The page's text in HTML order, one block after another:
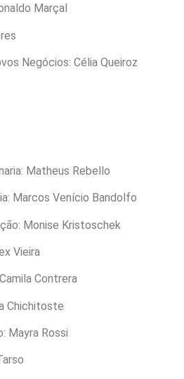
Marçal
Negócios: Célia Queiroz
Matheus Rebello
Marcos Venício Bandolfo
Monise Kristoschek
Vieira
Contrera
Chichitoste
Mayra Rossi